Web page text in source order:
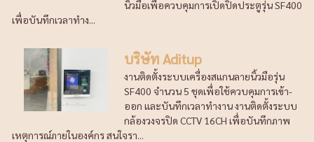
นิ้วมือเพื่อควบคุมการเปิดปิดประตูรุ่น SF400
เพื่อบันทึกเวลาทำง...
บริษัท Aditup
งานติดตั้งระบบเครื่องสแกนลายนิ้วมือรุ่น
SF400 จำนวน 5 ชุดเพื่อใช้ควบคุมการเข้า-
ออก และบันทึกเวลาทำงาน งานติดตั้งระบบ
กล้องวงจรปิด CCTV 16CH เพื่อบันทึกภาพ
เหตุการณ์ภายในองค์กร สนใจรา...